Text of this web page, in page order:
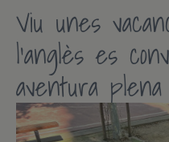
Viu unes
l'anglès es
aventura